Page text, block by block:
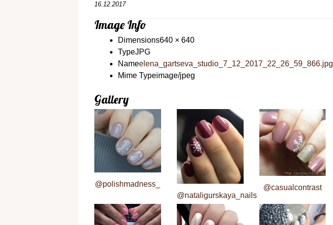
16.12.2017
Image Info
Dimensions640 × 640
TypeJPG
Nameelena_gartseva_studio_7_12_2017_22_26_59_866.jpg
Mime Typeimage/jpeg
Gallery
@polishmadness_
@nataligurskaya_nails
@casualcontrast